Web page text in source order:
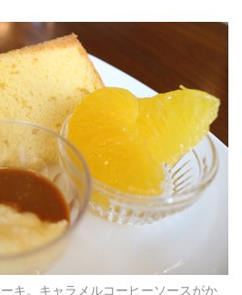
キ。キャラメルコーヒーソースがか